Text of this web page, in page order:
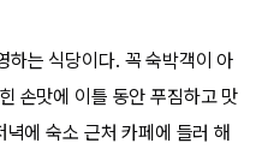
하는 식당이다. 꼭 숙박객이 아
손맛에 이틀 동안 푸짐하고 맛
에 숙소 근처 카페에 들러 해